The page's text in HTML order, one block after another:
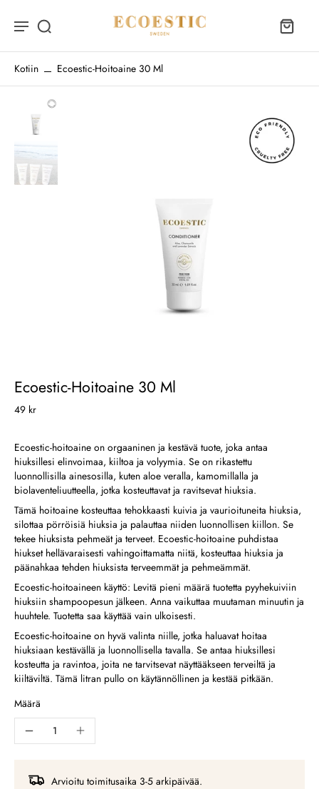
Kotiin Ecoestic-Hoitoaine 30 Ml
Ecoestic-Hoitoaine 30 Ml
49 kr
Ecoestic-hoitoaine on orgaaninen ja kestävä tuote, joka antaa
hiuksillesi elinvoimaa, kiiltoa ja volyymia. Se on rikastettu
luonnollisilla ainesosilla, kuten aloe veralla, kamomillalla ja
biolaventeliuutteella, jotka kosteuttavat ja ravitsevat hiuksia.
Tämä hoitoaine kosteuttaa tehokkaasti kuivia ja vaurioituneita hiuksia,
silottaa pörröisiä hiuksia ja palauttaa niiden luonnollisen kiillon. Se
tekee hiuksista pehmeät ja terveet. Ecoestic-hoitoaine puhdistaa
hiukset hellävaraisesti vahingoittamatta niitä, kosteuttaa hiuksia ja
päänahkaa tehden hiuksista terveemmät ja pehmeämmät.
Ecoestic-hoitoaineen käyttö: Levitä pieni määrä tuotetta pyyhekuiviin
hiuksiin shampoopesun jälkeen. Anna vaikuttaa muutaman minuutin ja
huuhtele. Tuotetta saa käyttää vain ulkoisesti.
Ecoestic-hoitoaine on hyvä valinta niille, jotka haluavat hoitaa
hiuksiaan kestävällä ja luonnollisella tavalla. Se antaa hiuksillesi
kosteutta ja ravintoa, joita ne tarvitsevat näyttääkseen terveiltä ja
kiiltäviltä. Tämä litran pullo on käytännöllinen ja kestää pitkään.
Määrä
Arvioitu toimitusaika 3-5 arkipäivää.